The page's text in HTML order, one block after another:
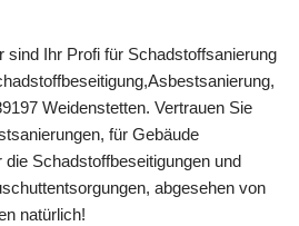
sind Ihr Profi für Schadstoffsanierung
Weidenstetten. Vertrauen Sie
für Gebäude
Schadstoffbeseitigungen und
abgesehen von
natürlich!